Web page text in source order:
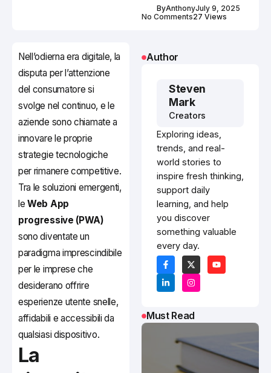
ByAnthonyJuly 9, 2025
No Comments27 Views
Nell’odierna era digitale, la
disputa per l’attenzione
del consumatore si
svolge nel continuo, e le
aziende sono chiamate a
innovare le proprie
strategie tecnologiche
per rimanere competitive.
Tra le soluzioni emergenti,
leWeb App
progressive (PWA)
sono diventate un
paradigma imprescindibile
per le imprese che
desiderano offrire
esperienze utente snelle,
affidabili e accessibili da
qualsiasi dispositivo.
La
Author
Steven
Mark
Creators
Exploring ideas,
trends, and real-
world stories to
inspire fresh thinking,
support daily
learning, and help
you discover
something valuable
every day.
Must Read